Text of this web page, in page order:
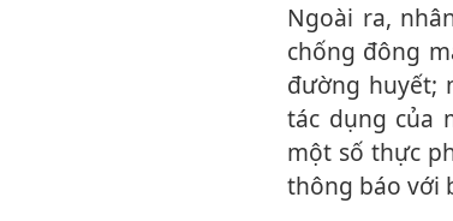
Ngoài ra, nhân sâm có thể làm thay đổi tác dụng của một số thuốc như: Thuốc
chống đông
đường huyết;
tác dụng của
một số thực
thông báo với